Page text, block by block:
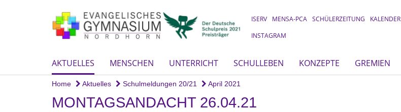
ISERV MENSA-PCA SCHÜLERZEITUNG KALENDER
INSTAGRAM
AKTUELLES MENSCHEN UNTERRICHT SCHULLEBEN KONZEPTE GREMIEN
Home Aktuelles Schulmeldungen 20/21 April 2021
MONTAGSANDACHT 26.04.21